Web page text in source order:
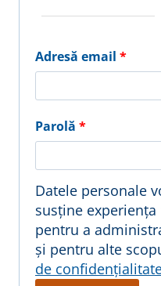
Adresă email *O
i
g
a
t
o
Parolă *O
l
i
g
a
Datele personale
susține
pentru a
și pentru alte
de